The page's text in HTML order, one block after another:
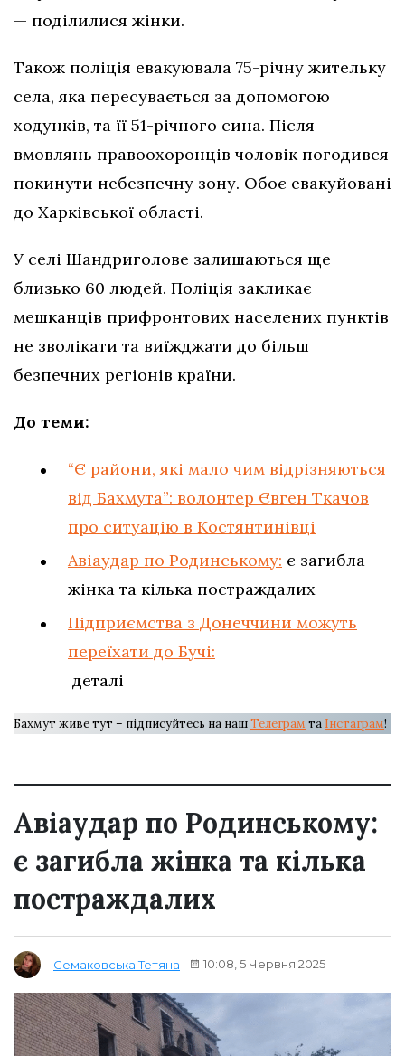
— поділилися жінки.
Також поліція евакуювала 75-річну жительку
села, яка пересувається за допомогою
ходунків, та її 51-річного сина. Після
вмовлянь правоохоронців чоловік погодився
покинути небезпечну зону. Обоє евакуйовані
до Харківської області.
У селі Шандриголове залишаються ще
близько 60 людей. Поліція закликає
мешканців прифронтових населених пунктів
не зволікати та виїжджати до більш
безпечних регіонів країни.
До теми:
“Є райони, які мало чим відрізняються
від Бахмута”: волонтер Євген Ткачов
про ситуацію в Костянтинівці
Авіаудар по Родинському: є загибла
жінка та кілька постраждалих
Підприємства з Донеччини можуть
переїхати до Бучі:
деталі
Бахмут живе тут – підписуйтесь на нашТелеграм та Інстаграм!
Авіаудар по Родинському:
є загибла жінка та кілька
постраждалих
Семаковська Тетяна 10:08, 5 Червня 2025